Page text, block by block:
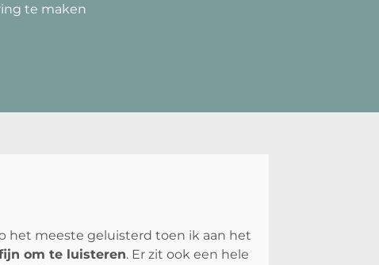
te maken
het meeste geluisterd toen ik aan het
om te luisteren. Er zit ook een hele